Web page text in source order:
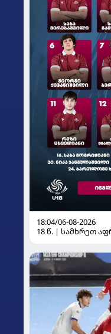
18:04/06-08-2026
18 წ. | სამხრეთ